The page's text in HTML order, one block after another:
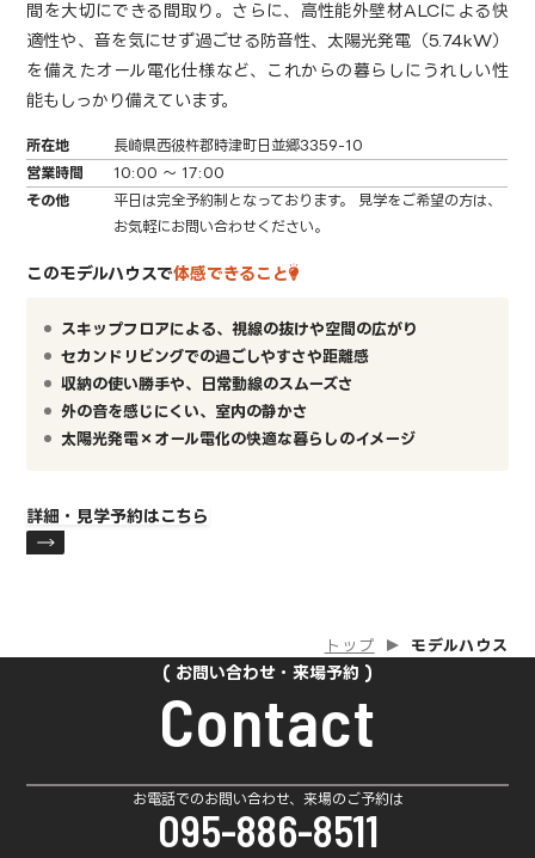
間を大切にできる間取り。さらに、高性能外壁材ALCによる快
適性や、音を気にせず過ごせる防音性、太陽光発電（5.74kW）
を備えたオール電化仕様など、これからの暮らしにうれしい性
能もしっかり備えています。
所在地
長崎県西彼杵郡時津町日並郷3359-10
営業時間
10:00 ～ 17:00
その他
平日は完全予約制となっております。 見学をご希望の方は、
お気軽にお問い合わせください。
このモデルハウスで体感できること
スキップフロアによる、視線の抜けや空間の広がり
セカンドリビングでの過ごしやすさや距離感
収納の使い勝手や、日常動線のスムーズさ
外の音を感じにくい、室内の静かさ
太陽光発電×オール電化の快適な暮らしのイメージ
詳細・見学予約はこちら
トップ モデルハウス
お問い合わせ・来場予約
Contact
お電話でのお問い合わせ、来場のご予約は
095-886-8511